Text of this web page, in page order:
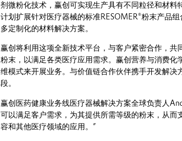
剂微粉化技术，赢创可实现生产具有不同粒径和材
计划扩展针对医疗器械的标准RESOMER®粉末产品
多定制化的材料解决方案。
赢创将利用这项全新技术平台，与客户紧密合作，共
粉末，以满足各类医疗应用需求。赢创营养与消费
维模式来开展业务。与价值链合作伙伴携手开发解
段。
赢创医药健康业务线医疗器械解决方案全球负责人
可以满足客户需求，为其提供所需等级的粉末，从
容和其他医疗领域的应用。”